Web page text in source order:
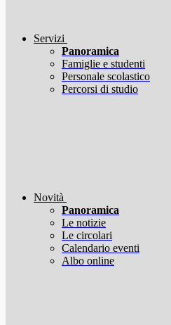
Servizi
Panoramica
Famiglie e studenti
Personale scolastico
Percorsi di studio
Novità
Panoramica
Le notizie
Le circolari
Calendario eventi
Albo online